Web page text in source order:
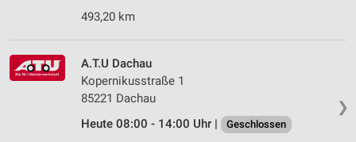
493,20 km
❯
A.T.U Dachau
Kopernikusstraße 1
85221 Dachau
Heute 08:00 - 14:00 Uhr |
Geschlossen